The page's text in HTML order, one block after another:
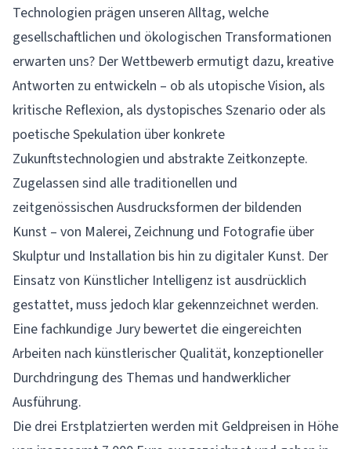
Technologien prägen unseren Alltag, welche
gesellschaftlichen und ökologischen Transformationen
erwarten uns? Der Wettbewerb ermutigt dazu, kreative
Antworten zu entwickeln – ob als utopische Vision, als
kritische Reflexion, als dystopisches Szenario oder als
poetische Spekulation über konkrete
Zukunftstechnologien und abstrakte Zeitkonzepte.
Zugelassen sind alle traditionellen und
zeitgenössischen Ausdrucksformen der bildenden
Kunst – von Malerei, Zeichnung und Fotografie über
Skulptur und Installation bis hin zu digitaler Kunst. Der
Einsatz von Künstlicher Intelligenz ist ausdrücklich
gestattet, muss jedoch klar gekennzeichnet werden.
Eine fachkundige Jury bewertet die eingereichten
Arbeiten nach künstlerischer Qualität, konzeptioneller
Durchdringung des Themas und handwerklicher
Ausführung.
Die drei Erstplatzierten werden mit Geldpreisen in Höhe